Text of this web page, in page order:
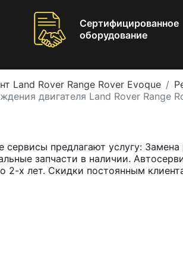
Сертифицированное
оборудование
Land Rover Range Rover Evoque
двигателя Land Rover Range
предлагают услугу:
запчасти в наличии.
2-х лет. Скидки постоянным